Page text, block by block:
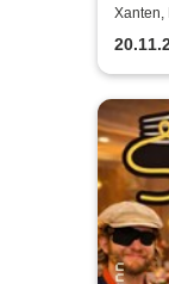
Hyde
Xanten,